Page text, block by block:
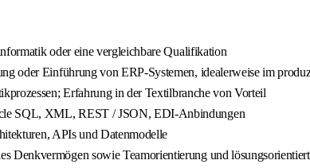
oder eine vergleichbare Qualifikation
oder Einführung von ERP-Systemen, idealerweise im
Erfahrung in der Textilbranche von Vorteil
SQL, XML, REST / JSON, EDI-Anbindungen
APIs und Datenmodelle
Denkvermögen sowie Teamorientierung und